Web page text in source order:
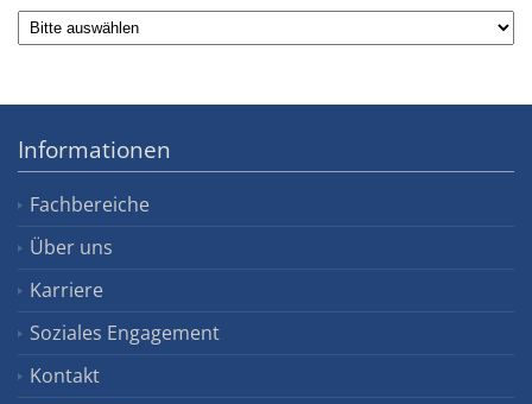
Informationen
Fachbereiche
Über uns
Karriere
Soziales Engagement
Kontakt